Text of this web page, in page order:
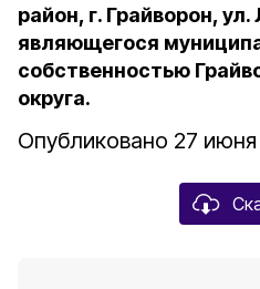
район, г. Грайворон,
являющегося
собственностью
округа.
Опубликовано 27 июня